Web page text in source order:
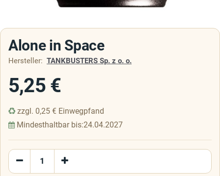
Alone in Space
Hersteller: TANKBUSTERS Sp. z o. o.
5,25€
zzgl. 0,25 € Einwegpfand
Mindesthaltbar bis:24.04.2027